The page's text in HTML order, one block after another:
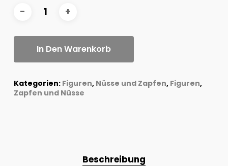
In Den Warenkorb
Kategorien: Figuren, Nüsse und Zapfen, Figuren,
Zapfen und Nüsse
Beschreibung